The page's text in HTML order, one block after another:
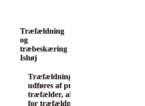
Træfældning
og
træbeskæring
Ishøj
Træfældning Ishøj
udføres af professionel
træfælder, alle former
for træfældning